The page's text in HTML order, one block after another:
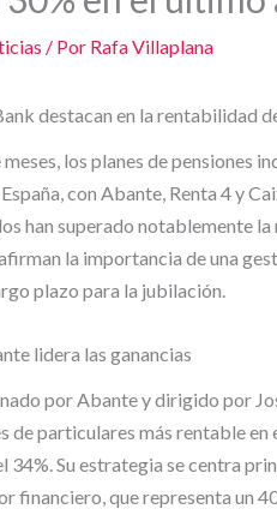
/ Por Rafa Villaplana
destacan en la rentabilidad
los planes de pensiones
con Abante, Renta 4 y
han superado notablemente
la importancia de una
plazo para la jubilación.
lidera las ganancias
por Abante y dirigido por
de particulares más rentable en
34%. Su estrategia se centra
financiero, que representa un